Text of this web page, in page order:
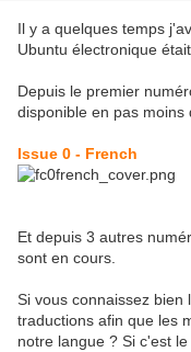
Il y a quelques temps
Ubuntu électronique
Depuis le premier
disponible en pas moins
Issue 0 - French
Et depuis 3 autres
sont en cours.
Si vous connaissez
traductions afin que les
notre langue ? Si c'est